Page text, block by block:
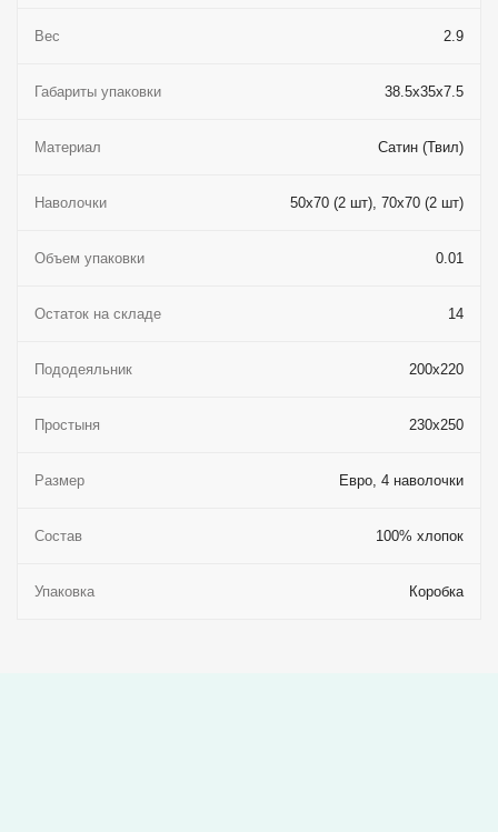
Вес 2.9
Габариты упаковки 38.5x35x7.5
Материал Сатин (Твил)
Наволочки 50x70 (2 шт), 70x70 (2 шт)
Объем упаковки 0.01
Остаток на складе 14
Пододеяльник 200x220
Простыня 230x250
Размер Евро, 4 наволочки
Состав 100% хлопок
Упаковка Коробка